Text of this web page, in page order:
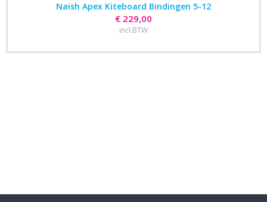
Naish Apex Kiteboard Bindingen 5-12
€ 229,00
incl.BTW